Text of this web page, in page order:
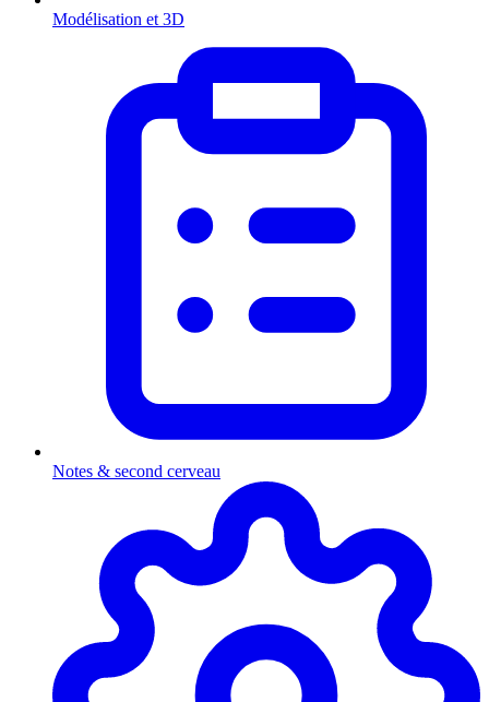
Modélisation et 3D
Notes & second cerveau